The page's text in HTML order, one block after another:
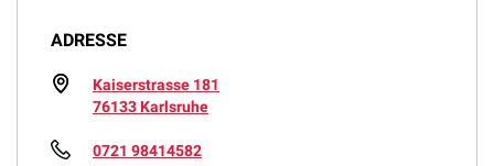
ADRESSE
Kaiserstrasse 181
76133 Karlsruhe
0721 98414582